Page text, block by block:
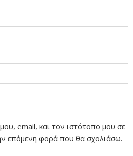
email, και τον ιστότοπο μου σε
επόμενη φορά που θα σχολιάσω.